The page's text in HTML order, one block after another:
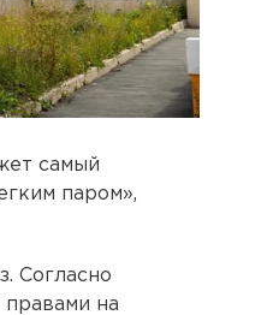
самый
паром»,
Согласно
на